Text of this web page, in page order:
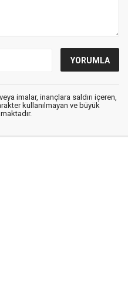
imalar, inançlara saldırı içeren,
kullanılmayan ve büyük